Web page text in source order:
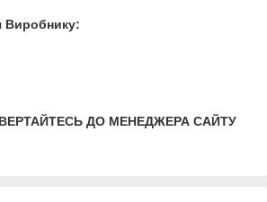
Виробнику:
ДО МЕНЕДЖЕРА САЙТУ